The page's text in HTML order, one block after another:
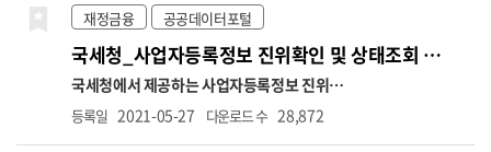
재정금융 공공데이터포털
국세청_사업자등록정보 진위확인 및 상태조회 서비스
국세청에서 제공하는 사업자등록정보 진위확인
및 사업자등록 상태조회 API 서비스입니다. (진
위확인) 사업자등록번호, 개업일자, 대표자명
등록일 2021-05-27 다운로드 수 28,872